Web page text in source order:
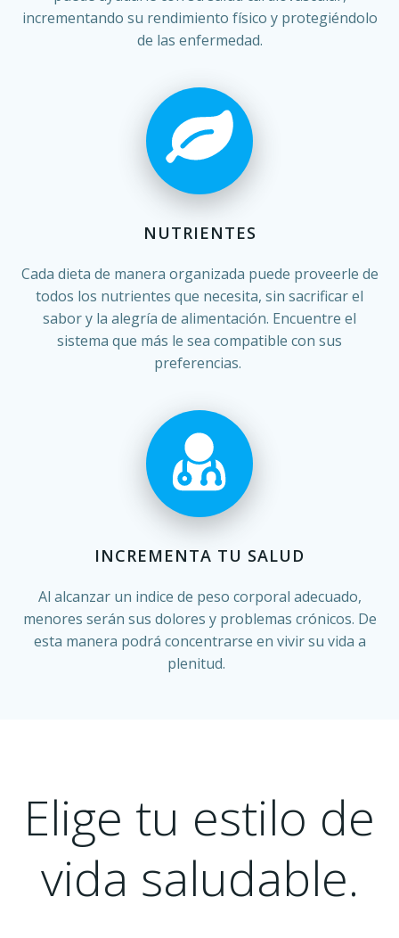
incrementando su rendimiento físico y protegiéndolo
de las enfermedad.
NUTRIENTES
Cada dieta de manera organizada puede proveerle de
todos los nutrientes que necesita, sin sacrificar el
sabor y la alegría de alimentación. Encuentre el
sistema que más le sea compatible con sus
preferencias.
INCREMENTA TU SALUD
Al alcanzar un indice de peso corporal adecuado,
menores serán sus dolores y problemas crónicos. De
esta manera podrá concentrarse en vivir su vida a
plenitud.
Elige tu estilo de
vida saludable.